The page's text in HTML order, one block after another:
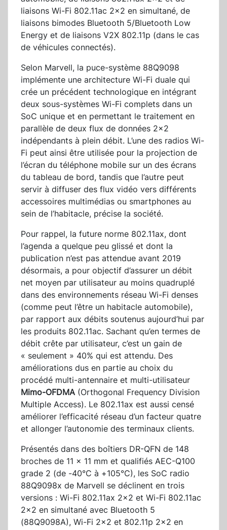
liaisons Wi-Fi 802.11ac 2x2 en simultané, de
liaisons bimodes Bluetooth 5/Bluetooth Low
Energy et de liaisons V2X 802.11p (dans le cas
de véhicules connectés).
Selon Marvell, la puce-système 88Q9098
implémente une architecture Wi-Fi duale qui
crée un précédent technologique en intégrant
deux sous-systèmes Wi-Fi complets dans un
SoC unique et en permettant le traitement en
parallèle de deux flux de données 2x2
indépendants à plein débit. L’une des radios Wi-
Fi peut ainsi être utilisée pour la projection de
l’écran du téléphone mobile sur un des écrans
du tableau de bord, tandis que l’autre peut
servir à diffuser des flux vidéo vers différents
accessoires multimédias ou smartphones au
sein de l’habitacle, précise la société.
Pour rappel, la future norme 802.11ax, dont
l’agenda a quelque peu glissé et dont la
publication n’est pas attendue avant 2019
désormais, a pour objectif d’assurer un débit
net moyen par utilisateur au moins quadruplé
dans des environnements réseau Wi-Fi denses
(comme peut l’être un habitacle automobile),
par rapport aux débits soutenus aujourd’hui par
les produits 802.11ac. Sachant qu’en termes de
débit crête par utilisateur, c’est un gain de
« seulement » 40% qui est attendu. Des
améliorations dus en partie au choix du
procédé multi-antennaire et multi-utilisateur
Mimo-OFDMA (Orthogonal Frequency Division
Multiple Access). Le 802.11ax est aussi censé
améliorer l’efficacité réseau d’un facteur quatre
et allonger l’autonomie des terminaux clients.
Présentés dans des boîtiers DR-QFN de 148
broches de 11 x 11 mm et qualifiés AEC-Q100
grade 2 (de -40°C à +105°C), les SoC radio
88Q9098x de Marvell se déclinent en trois
versions : Wi-Fi 802.11ax 2x2 et Wi-Fi 802.11ac
2x2 en simultané avec Bluetooth 5
(88Q9098A), Wi-Fi 2x2 et 802.11p 2x2 en